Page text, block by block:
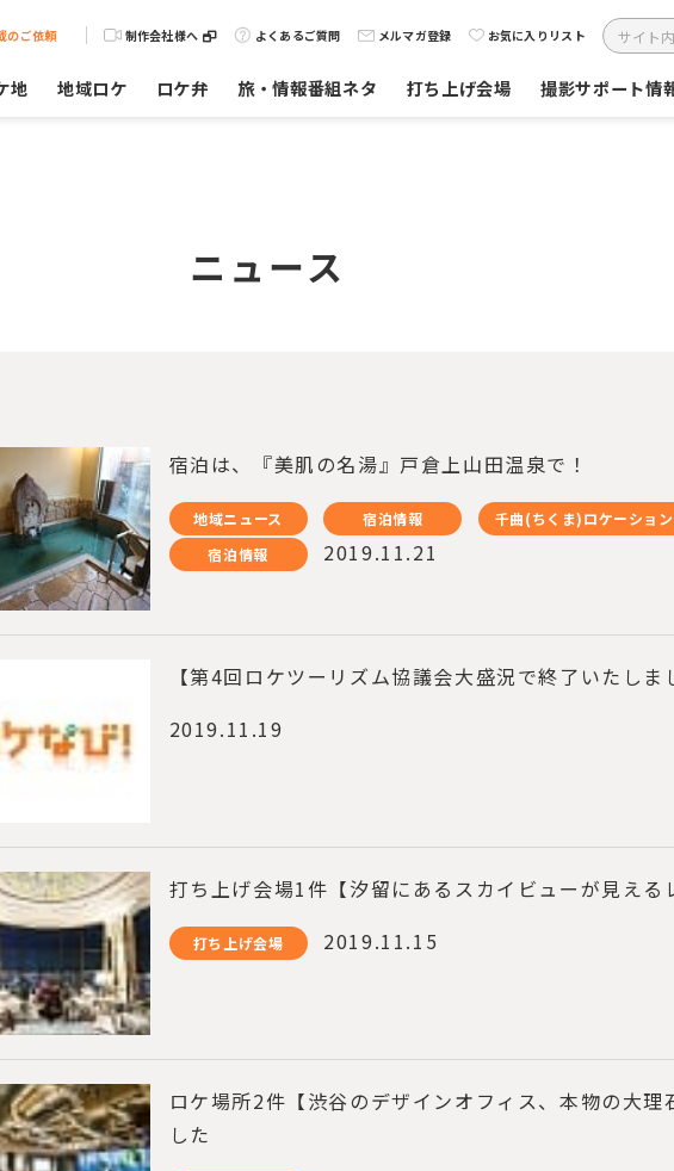
のご依頼 制作会社様へ よくあるご質問 メルマガ登録 お気に入りリスト
地 地域ロケ ロケ弁 旅・情報番組ネタ 打ち上げ会場 撮影サポート情
ニュース
宿泊は、『美肌の名湯』戸倉上山田温泉で！
地域ニュース 宿泊情報 千曲(ちくま)ロケーショ
宿泊情報
2019.11.21
【第4回ロケツーリズム協議会大盛況で終了いたしま
2019.11.19
打ち上げ会場1件【汐留にあるスカイビューが見える
打ち上げ会場 2019.11.15
ロケ場所2件【渋谷のデザインオフィス、本物の大理
した